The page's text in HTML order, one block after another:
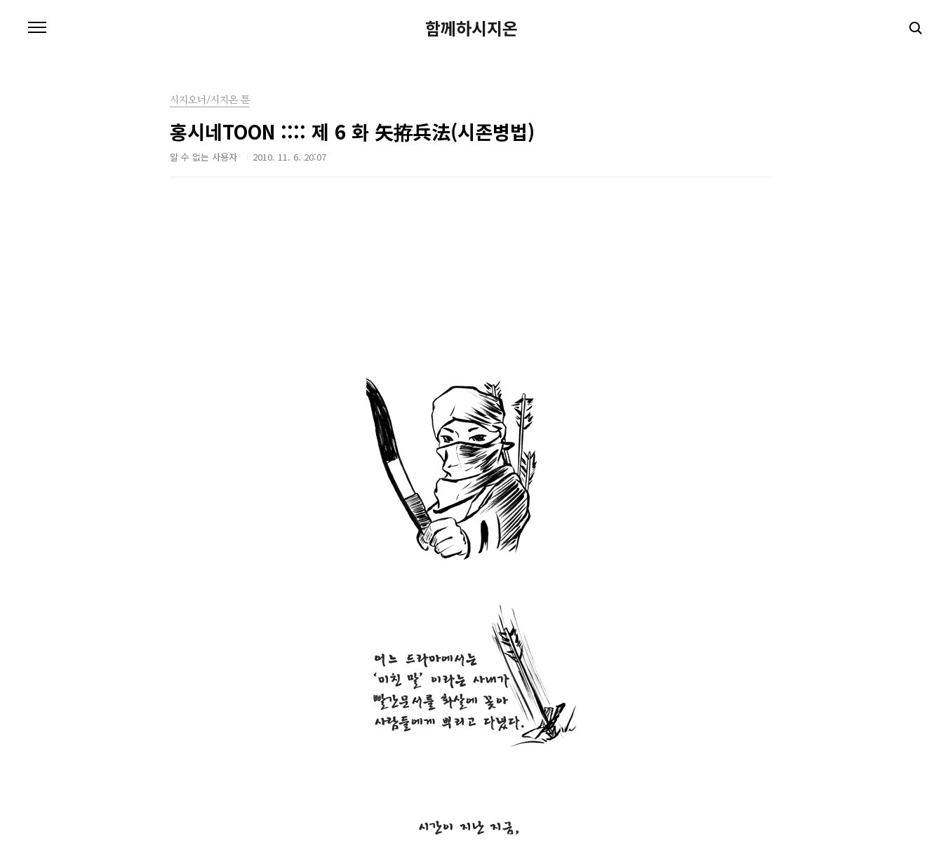
함께하시지온
시지오너/시지온 툰
홍시네TOON :::: 제 6 화 矢拵兵法(시존병법)
알 수 없는 사용자 2010. 11. 6. 20:07